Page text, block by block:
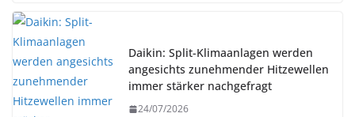
Daikin: Split-Klimaanlagen werden
angesichts zunehmender Hitzewellen
immer stärker nachgefragt
24/07/2026